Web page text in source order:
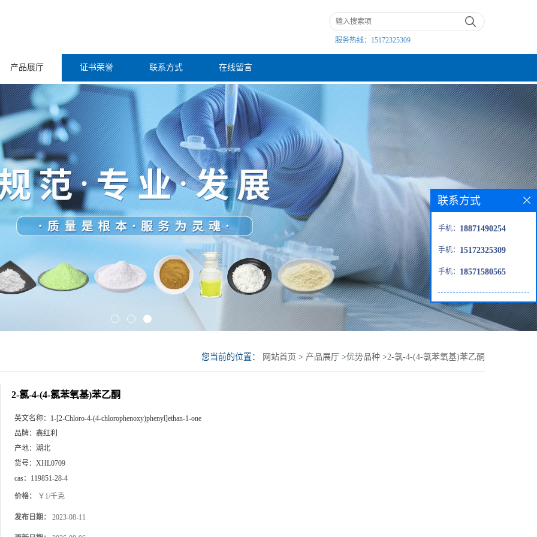
服务热线： 15172325309
产品展厅 证书荣誉 联系方式 在线留言
您当前的位置： 网站首页 > 产品展厅 >优势品种 >2-氯-4-(4-氯苯氧基)苯乙酮
2-氯-4-(4-氯苯氧基)苯乙酮
英文名称： 1-[2-Chloro-4-(4-chlorophenoxy)phenyl]ethan-1-one
品牌： 鑫红利
产地： 湖北
货号： XHL0709
cas： 119851-28-4
价格： ￥1/千克
发布日期： 2023-08-11
联系方式
手机： 18871490254
手机： 15172325309
手机： 18571580565